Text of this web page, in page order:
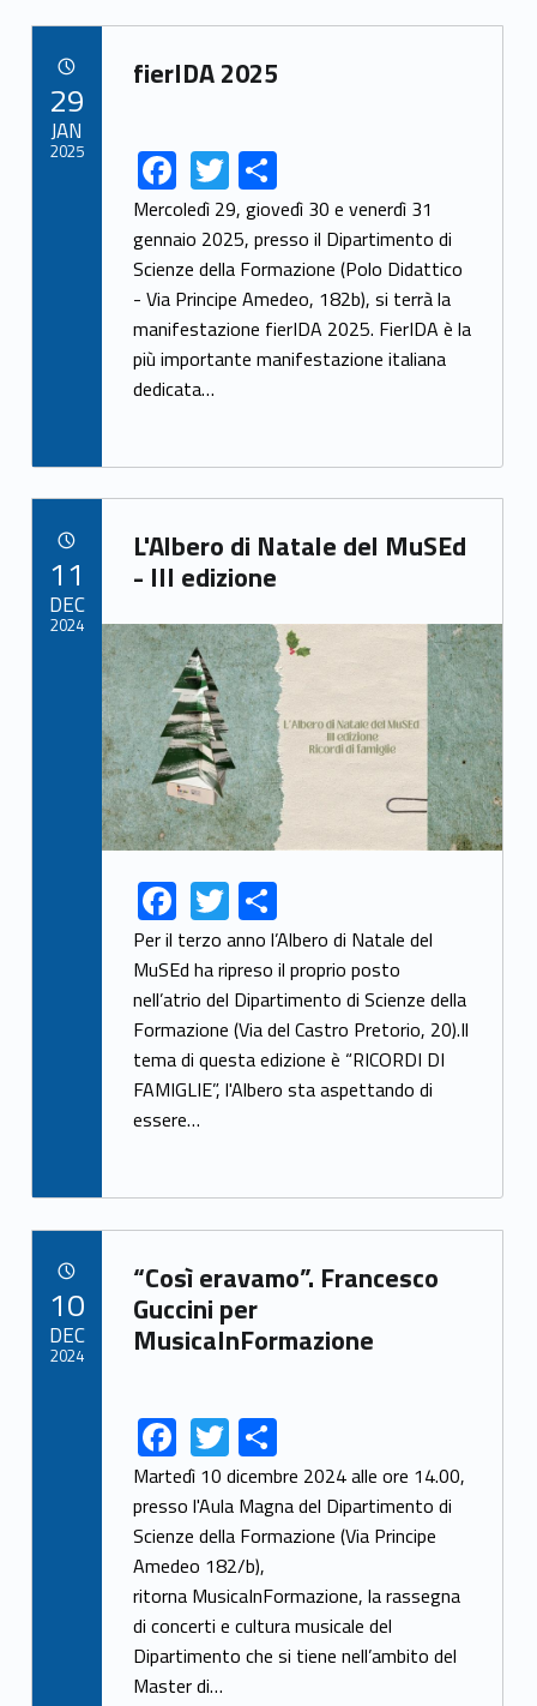
Link identifier archive #link-archive-95214
fierIDA 2025
Link identifier share facebook archive #share-link-archive-15747F
ac
e
b
o
o
k
Link identifier share twitter archive #share-link-archive-50943T
w
itt
er
S
h
ar
e
Mercoledì 29, giovedì 30 e venerdì 31
gennaio 2025, presso il Dipartimento di
Scienze della Formazione (Polo Didattico
- Via Principe Amedeo, 182b), si terrà la
manifestazione fierIDA 2025. FierIDA è la
più importante manifestazione italiana
dedicata…
29
JAN
2025
Link identifier archive #link-archive-6259
L'Albero di Natale del MuSEd
- III edizione
Link identifier archive #link-archive-thumb-soap-44749
Link identifier share facebook archive #share-link-archive-77353F
ac
e
b
o
o
k
Link identifier share twitter archive #share-link-archive-65694T
w
itt
er
S
h
ar
e
Per il terzo anno l’Albero di Natale del
MuSEd ha ripreso il proprio posto
nell’atrio del Dipartimento di Scienze della
Formazione (Via del Castro Pretorio, 20).Il
tema di questa edizione è “RICORDI DI
FAMIGLIE”, l'Albero sta aspettando di
essere…
11
DEC
2024
Link identifier archive #link-archive-5086
“Così eravamo”. Francesco
Guccini per
MusicaInFormazione
Link identifier share facebook archive #share-link-archive-78799F
ac
e
b
o
o
k
Link identifier share twitter archive #share-link-archive-81775T
w
itt
er
S
h
ar
e
Martedì 10 dicembre 2024 alle ore 14.00,
presso l'Aula Magna del Dipartimento di
Scienze della Formazione (Via Principe
Amedeo 182/b),
ritorna MusicaInFormazione, la rassegna
di concerti e cultura musicale del
Dipartimento che si tiene nell’ambito del
Master di…
10
DEC
2024